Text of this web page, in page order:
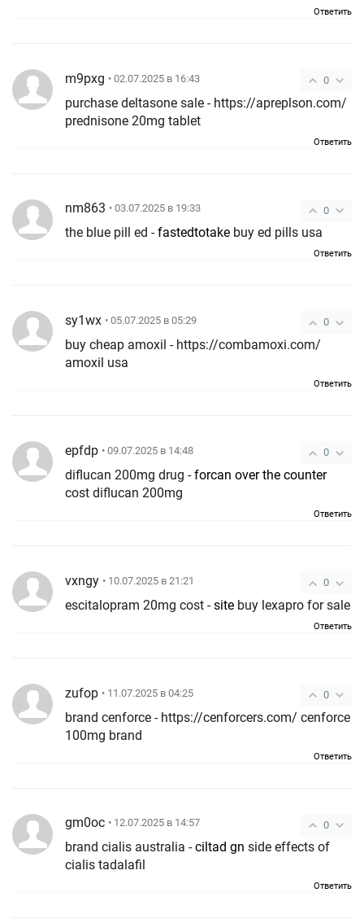
Ответить
0
m9pxg • 02.07.2025 в 16:43
purchase deltasone sale - https://apreplson.com/
prednisone 20mg tablet
Ответить
0
nm863 • 03.07.2025 в 19:33
the blue pill ed -fastedtotake buy ed pills usa
Ответить
0
sy1wx • 05.07.2025 в 05:29
buy cheap amoxil - https://combamoxi.com/
amoxil usa
Ответить
0
epfdp • 09.07.2025 в 14:48
diflucan 200mg drug -forcan over the counter
cost diflucan 200mg
Ответить
0
vxngy • 10.07.2025 в 21:21
escitalopram 20mg cost -site buy lexapro for sale
Ответить
0
zufop • 11.07.2025 в 04:25
brand cenforce - https://cenforcers.com/ cenforce
100mg brand
Ответить
0
gm0oc • 12.07.2025 в 14:57
brand cialis australia -ciltad gn side effects of
cialis tadalafil
Ответить